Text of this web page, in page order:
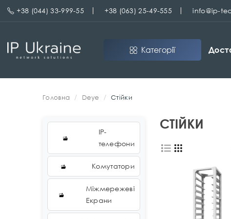
+38 (044) 33-999-55 +38 (063) 25-49-555 info@ip-
Категорії
Головна Deye Стійки
IP-
телефони
Комутатори
Міжмережеві
Екрани
СТІЙКИ